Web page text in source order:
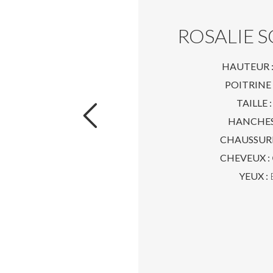
ROSALIE
HAUTEUR :
POITRINE
TAILLE :
CHEVEUX :
YEUX :